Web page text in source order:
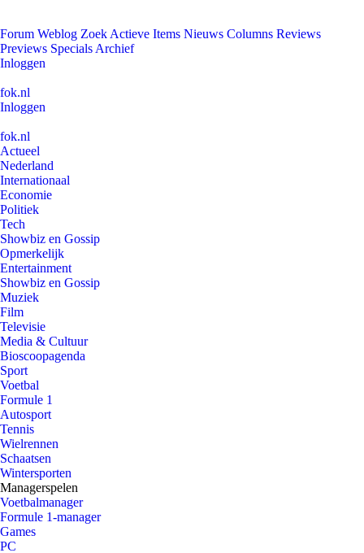
Forum Weblog Zoek Actieve Items Nieuws Columns Reviews
Previews Specials Archief
Inloggen
fok.nl
Inloggen
fok.nl
Actueel
Nederland
Internationaal
Economie
Politiek
Tech
Showbiz en Gossip
Opmerkelijk
Entertainment
Showbiz en Gossip
Muziek
Film
Televisie
Media & Cultuur
Bioscoopagenda
Sport
Voetbal
Formule 1
Autosport
Tennis
Wielrennen
Schaatsen
Wintersporten
Managerspelen
Voetbalmanager
Formule 1-manager
Games
PC